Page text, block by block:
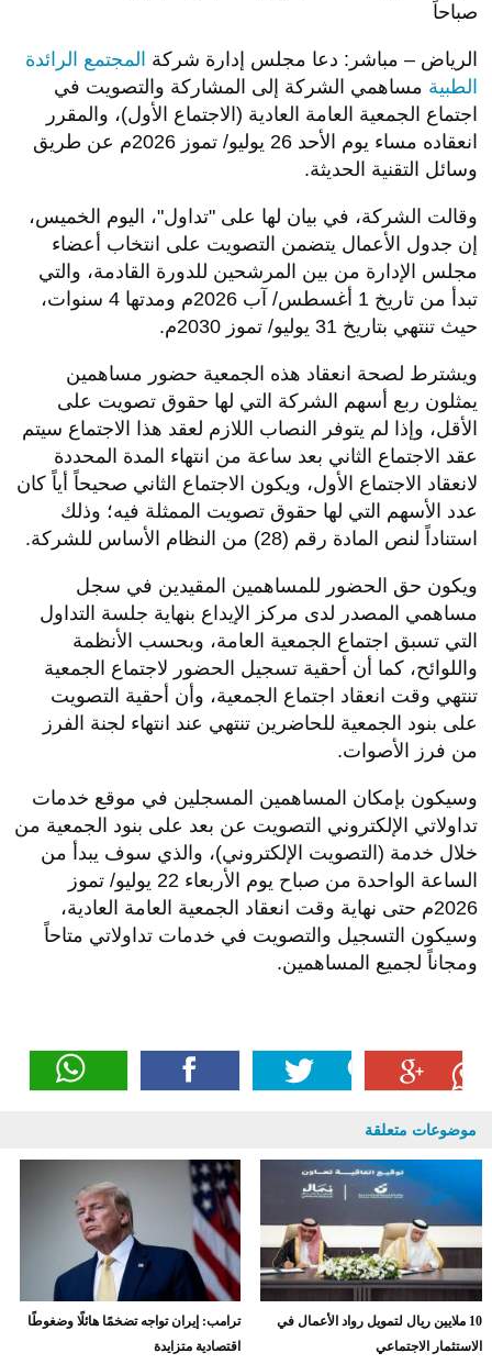
صباحاً
الرياض – مباشر: دعا مجلس إدارة شركة المجتمع الرائدة
الطبية مساهمي الشركة إلى المشاركة والتصويت في
اجتماع الجمعية العامة العادية (الاجتماع الأول)، والمقرر
انعقاده مساء يوم الأحد 26 يوليو/ تموز 2026م عن طريق
وسائل التقنية الحديثة.
وقالت الشركة، في بيان لها على "تداول"، اليوم الخميس،
إن جدول الأعمال يتضمن التصويت على انتخاب أعضاء
مجلس الإدارة من بين المرشحين للدورة القادمة، والتي
تبدأ من تاريخ 1 أغسطس/ آب 2026م ومدتها 4 سنوات،
حيث تنتهي بتاريخ 31 يوليو/ تموز 2030م.
ويشترط لصحة انعقاد هذه الجمعية حضور مساهمين
يمثلون ربع أسهم الشركة التي لها حقوق تصويت على
الأقل، وإذا لم يتوفر النصاب اللازم لعقد هذا الاجتماع سيتم
عقد الاجتماع الثاني بعد ساعة من انتهاء المدة المحددة
لانعقاد الاجتماع الأول، ويكون الاجتماع الثاني صحيحاً أياً كان
عدد الأسهم التي لها حقوق تصويت الممثلة فيه؛ وذلك
استناداً لنص المادة رقم (28) من النظام الأساس للشركة.
ويكون حق الحضور للمساهمين المقيدين في سجل
مساهمي المصدر لدى مركز الإيداع بنهاية جلسة التداول
التي تسبق اجتماع الجمعية العامة، وبحسب الأنظمة
واللوائح، كما أن أحقية تسجيل الحضور لاجتماع الجمعية
تنتهي وقت انعقاد اجتماع الجمعية، وأن أحقية التصويت
على بنود الجمعية للحاضرين تنتهي عند انتهاء لجنة الفرز
من فرز الأصوات.
وسيكون بإمكان المساهمين المسجلين في موقع خدمات
تداولاتي الإلكتروني التصويت عن بعد على بنود الجمعية من
خلال خدمة (التصويت الإلكتروني)، والذي سوف يبدأ من
الساعة الواحدة من صباح يوم الأربعاء 22 يوليو/ تموز
2026م حتى نهاية وقت انعقاد الجمعية العامة العادية،
وسيكون التسجيل والتصويت في خدمات تداولاتي متاحاً
ومجاناً لجميع المساهمين.
موضوعات متعلقة
10 ملايين ريال لتمويل رواد الأعمال في
الاستثمار الاجتماعي
ترامب: إيران تواجه تضخمًا هائلًا وضغوطًا
اقتصادية متزايدة